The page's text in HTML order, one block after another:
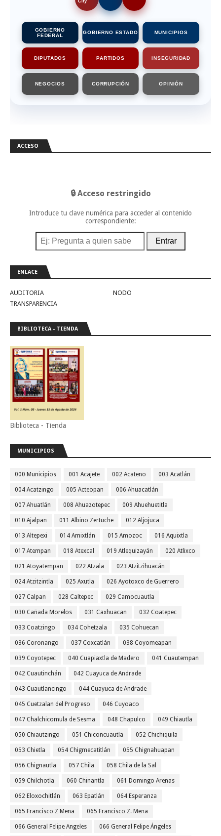
GOBIERNO
FEDERAL
GOBIERNO ESTADO MUNICIPIOS
DIPUTADOS PARTIDOS INSEGURIDAD
NEGOCIOS CORRUPCIÓN OPINIÓN
ACCESO
🔒 Acceso restringido
Introduce tu clave numérica para acceder al contenido
correspondiente:
Entrar
ENLACE
AUDITORIA
NODO
TRANSPARENCIA
BIBLIOTECA - TIENDA
Biblioteca - Tienda
MUNICIPIOS
000 Municipios 001 Acajete 002 Acateno 003 Acatlán
004 Acatzingo 005 Acteopan 006 Ahuacatlán
007 Ahuatlán 008 Ahuazotepec 009 Ahuehuetitla
010 Ajalpan 011 Albino Zertuche 012 Aljojuca
013 Altepexi 014 Amixtlán 015 Amozoc 016 Aquixtla
017 Atempan 018 Atexcal 019 Atlequizayán 020 Atlixco
021 Atoyatempan 022 Atzala 023 Atzitzihuacán
024 Atzitzintla 025 Axutla 026 Ayotoxco de Guerrero
027 Calpan 028 Caltepec 029 Camocuautla
030 Cañada Morelos 031 Caxhuacan 032 Coatepec
033 Coatzingo 034 Cohetzala 035 Cohuecan
036 Coronango 037 Coxcatlán 038 Coyomeapan
039 Coyotepec 040 Cuapiaxtla de Madero 041 Cuautempan
042 Cuautinchán 042 Cuayuca de Andrade
043 Cuautlancingo 044 Cuayuca de Andrade
045 Cuetzalan del Progreso 046 Cuyoaco
047 Chalchicomula de Sesma 048 Chapulco 049 Chiautla
050 Chiautzingo 051 Chiconcuautla 052 Chichiquila
053 Chietla 054 Chigmecatitlán 055 Chignahuapan
056 Chignautla 057 Chila 058 Chila de la Sal
059 Chilchotla 060 Chinantla 061 Domingo Arenas
062 Eloxochitlán 063 Epatlán 064 Esperanza
065 Francisco Z Mena 065 Francisco Z. Mena
066 General Felipe Angeles 066 General Felipe Ángeles